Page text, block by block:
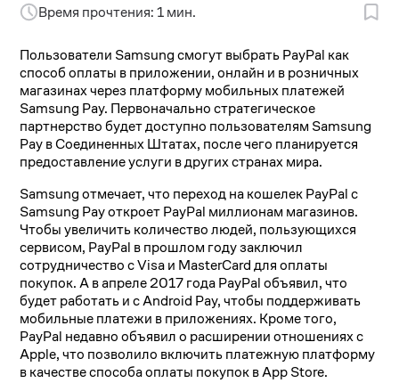
Время прочтения: 1 мин.
Пользователи Samsung смогут выбрать PayPal как
способ оплаты в приложении, онлайн и в розничных
магазинах через платформу мобильных платежей
Samsung Pay. Первоначально стратегическое
партнерство будет доступно пользователям Samsung
Pay в Соединенных Штатах, после чего планируется
предоставление услуги в других странах мира.
Samsung отмечает, что переход на кошелек PayPal с
Samsung Pay откроет PayPal миллионам магазинов.
Чтобы увеличить количество людей, пользующихся
сервисом, PayPal в прошлом году заключил
сотрудничество с Visa и MasterCard для оплаты
покупок. А в апреле 2017 года PayPal объявил, что
будет работать и с Android Pay, чтобы поддерживать
мобильные платежи в приложениях. Кроме того,
PayPal недавно объявил о расширении отношениях с
Apple, что позволило включить платежную платформу
в качестве способа оплаты покупок в App Store.